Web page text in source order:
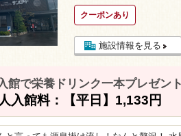
クーポンあり
施設情報を見る
館で栄養ドリンク一本プレゼント
入館料：【平日】1,133円